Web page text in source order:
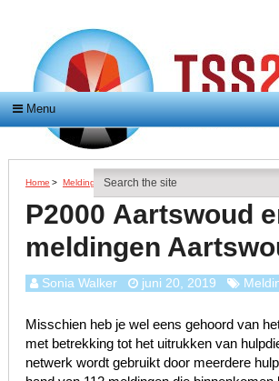
Menu
Home > Meldingen > P2000 Aartswoud En 112 Meldingen
P2000 Aartswoud
meldingen
Sonia Walker juni 20, 2019
Misschien heb je wel eens gehoord van
met betrekking tot het uitrukken van
netwerk wordt gebruikt door meerdere